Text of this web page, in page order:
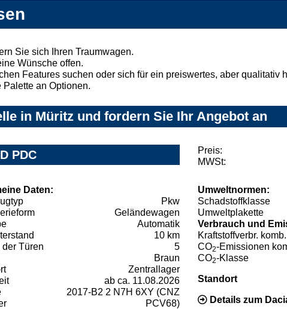
Sie sich Ihren Traumwagen.
Wünsche offen.
Features suchen oder sich für ein preiswertes, aber qualitativ
an Optionen.
in Müritz und fordern Sie Ihr Angebot an
PDC Preis:
MWSt:
Daten:
Pkw
Geländewagen
Automatik
10 km
Türen
5
Braun
Zentrallager
ab ca. 11.08.2026
2017-B2 2 N7H 6XY (CNZ
PCV68)
Umweltnormen:
Schadstoffklasse
Umweltplakette
Verbrauch und
Kraftstoffverbr. komb.
CO2-Emissionen
CO2-Klasse
Standort
Details zum